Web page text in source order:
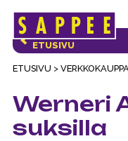
ETUSIVU >
VERKKOKAUPAN
ETUSIVU
Werneri
suksilla